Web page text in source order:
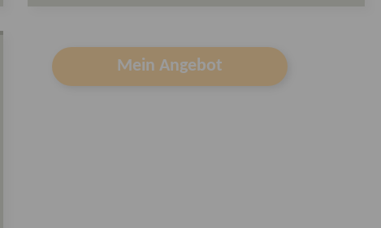
Mein Angebot